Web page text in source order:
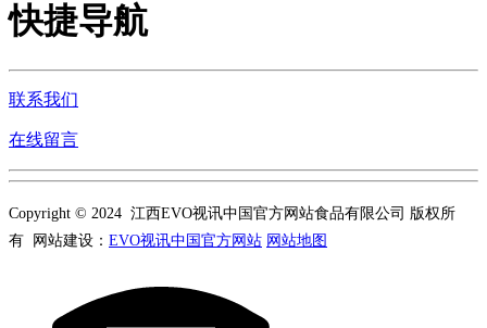
快捷导航
联系我们
在线留言
Copyright © 2024 江西EVO视讯中国官方网站食品有限公司 版权所
有 网站建设： EVO视讯中国官方网站 网站地图